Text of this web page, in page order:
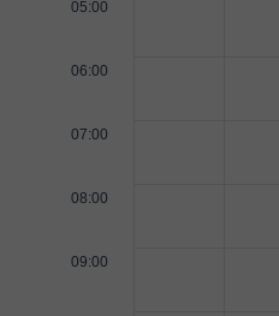
05:00
06:00
07:00
08:00
09:00